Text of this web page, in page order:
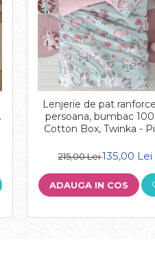
Lenjerie de pat
persoana, bumbac
Cotton Box, Twinka -
215,00 Lei135,00 Lei
ADAUGA IN COS